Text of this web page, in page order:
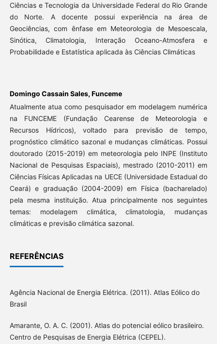
Ciências e Tecnologia da Universidade Federal do Rio Grande
do Norte. A docente possui experiência na área de
Geociências, com ênfase em Meteorologia de Mesoescala,
Sinótica, Climatologia, Interação Oceano-Atmosfera e
Probabilidade e Estatística aplicada às Ciências Climáticas
Domingo Cassain Sales, Funceme
Atualmente atua como pesquisador em modelagem numérica
na FUNCEME (Fundação Cearense de Meteorologia e
Recursos Hídricos), voltado para previsão de tempo,
prognóstico climático sazonal e mudanças climáticas. Possui
doutorado (2015-2019) em meteorologia pelo INPE (Instituto
Nacional de Pesquisas Espaciais), mestrado (2010-2011) em
Ciências Físicas Aplicadas na UECE (Universidade Estadual do
Ceará) e graduação (2004-2009) em Física (bacharelado)
pela mesma instituição. Atua principalmente nos seguintes
temas: modelagem climática, climatologia, mudanças
climáticas e previsão climática sazonal.
REFERÊNCIAS
Agência Nacional de Energia Elétrica. (2011). Atlas Eólico do
Brasil
Amarante, O. A. C. (2001). Atlas do potencial eólico brasileiro.
Centro de Pesquisas de Energia Elétrica (CEPEL).